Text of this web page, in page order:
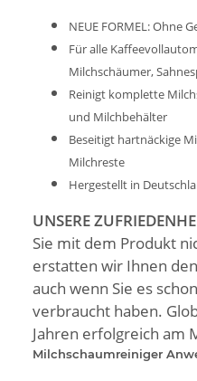
NEUE FORMEL: Ohne
Für alle
Milchschäumer,
Reinigt komplette
und Milchbehälter
Beseitigt hartnäckige
Milchreste
Hergestellt in
UNSERE
Sie mit dem Produkt
erstatten wir Ihnen
auch wenn Sie es
verbraucht haben.
Jahren erfolgreich am
Milchschaumreiniger